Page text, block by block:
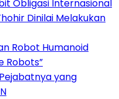
Obligasi Internasional
Dinilai Melakukan
Robot Humanoid
Robots”
yang